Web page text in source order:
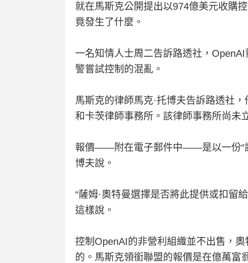
就在馬斯克公開提出以974億美元收購
竟發生了什麼。
一名知情人士周二告訴路透社，
警嘗試控制的混亂。
馬斯克的律師馬克·托博夫告訴路透社
和卡茨律師事務所。該律師事務所尚未
報價——附在電子郵件中——是以一份“
博夫說。
“薩姆·奧特曼選擇是否將此提供或扣留
這樣說。
控制OpenAI的非營利組織並不出售，
的。馬斯克領銜聯盟的報價是在億萬富